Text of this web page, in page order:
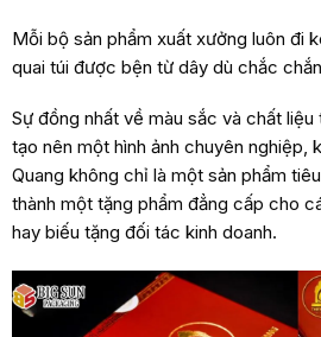
Mỗi bộ sản phẩm xuất xưởng luôn đi
quai túi được bện từ dây dù chắc
Sự đồng nhất về màu sắc và chất
tạo nên một hình ảnh chuyên nghiệp,
Quang không chỉ là một sản phẩm
thành một tặng phẩm đẳng cấp cho
hay biếu tặng đối tác kinh doanh.